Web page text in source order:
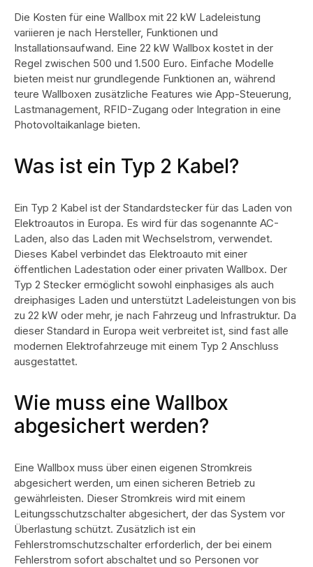
Die Kosten für eine Wallbox mit 22 kW Ladeleistung
variieren je nach Hersteller, Funktionen und
Installationsaufwand. Eine 22 kW Wallbox kostet in der
Regel zwischen 500 und 1.500 Euro. Einfache Modelle
bieten meist nur grundlegende Funktionen an, während
teure Wallboxen zusätzliche Features wie App-Steuerung,
Lastmanagement, RFID-Zugang oder Integration in eine
Photovoltaikanlage bieten.
Was ist ein Typ 2 Kabel?
Ein Typ 2 Kabel ist der Standardstecker für das Laden von
Elektroautos in Europa. Es wird für das sogenannte AC-
Laden, also das Laden mit Wechselstrom, verwendet.
Dieses Kabel verbindet das Elektroauto mit einer
öffentlichen Ladestation oder einer privaten Wallbox. Der
Typ 2 Stecker ermöglicht sowohl einphasiges als auch
dreiphasiges Laden und unterstützt Ladeleistungen von bis
zu 22 kW oder mehr, je nach Fahrzeug und Infrastruktur. Da
dieser Standard in Europa weit verbreitet ist, sind fast alle
modernen Elektrofahrzeuge mit einem Typ 2 Anschluss
ausgestattet.
Wie muss eine Wallbox
abgesichert werden?
Eine Wallbox muss über einen eigenen Stromkreis
abgesichert werden, um einen sicheren Betrieb zu
gewährleisten. Dieser Stromkreis wird mit einem
Leitungsschutzschalter abgesichert, der das System vor
Überlastung schützt. Zusätzlich ist ein
Fehlerstromschutzschalter erforderlich, der bei einem
Fehlerstrom sofort abschaltet und so Personen vor